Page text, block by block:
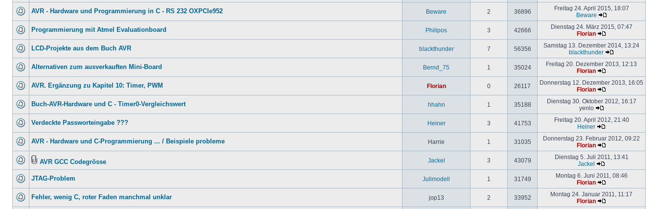
AVR - Hardware und Programmierung in C - RS 232 OXPCIe952 Beware 2 36896
Freitag 24. April 2015, 18:07
Beware
Programmierung mit Atmel Evaluationboard Philipos 3 42666
Dienstag 24. März 2015, 07:47
Florian
LCD-Projekte aus dem Buch AVR blackthunder 7 56356
Samstag 13. Dezember 2014, 13:24
blackthunder
Alternativen zum ausverkauften Mini-Board Bernd_75 1 35024
Freitag 20. Dezember 2013, 12:13
Florian
AVR. Ergänzung zu Kapitel 10: Timer, PWM Florian 0 26117
Donnerstag 12. Dezember 2013, 16:05
Florian
Buch-AVR-Hardware und C - Timer0-Vergleichswert hhahn 1 35188
Dienstag 30. Oktober 2012, 16:17
yenlo
Verdeckte Passworteingabe ??? Heiner 3 41753
Freitag 20. April 2012, 21:40
Heiner
AVR - Hardware und C-Programmierung ... / Beispiele probleme Harrie 1 31035
Donnerstag 23. Februar 2012, 09:22
Florian
AVR GCC Codegrösse Jackel 3 43079
Dienstag 5. Juli 2011, 13:41
Jackel
JTAG-Problem Julimodell 1 31749
Montag 6. Juni 2011, 08:46
Florian
Fehler, wenig C, roter Faden manchmal unklar jop13 2 33952
Montag 24. Januar 2011, 11:17
Florian